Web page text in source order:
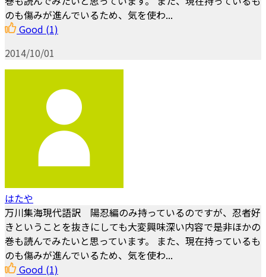
のも傷みが進んでいるため、気を使わ...
Good (1)
2014/10/01
はたや
万川集海現代語訳 陽忍編のみ持っているのですが、忍者好
きということを抜きにしても大変興味深い内容で是非ほかの
巻も読んでみたいと思っています。 また、現在持っているも
のも傷みが進んでいるため、気を使わ...
Good (1)